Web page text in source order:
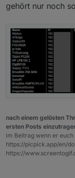
und
gehört nur noch
nach einem gelösten
ersten Posts
im Beitrag wenn er euch
https://picpick.app/en/
https://